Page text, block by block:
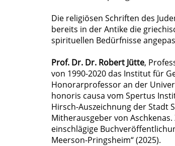
Die religiösen Schriften des
bereits in der Antike die
spirituellen Bedürfnisse
Prof. Dr. Dr. Robert Jütte,
von 1990-2020 das Institut für
Honorarprofessor an der
honoris causa vom Spertus
Hirsch-Auszeichnung der Stadt
Mitherausgeber von
einschlägige
Meerson-Pringsheim“ (2025).